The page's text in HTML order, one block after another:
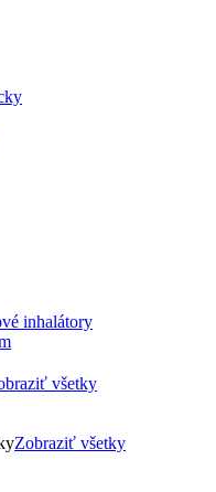
všetky
Zobraziť všetky